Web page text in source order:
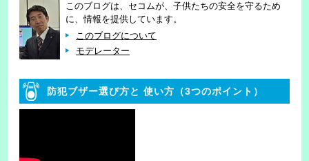
このブログは、セコムが、子供たちの安全を守るため
に、情報を提供しています。
このブログについて
モデレーター
防犯ブザー選び方と 使い方（3つのポイント）